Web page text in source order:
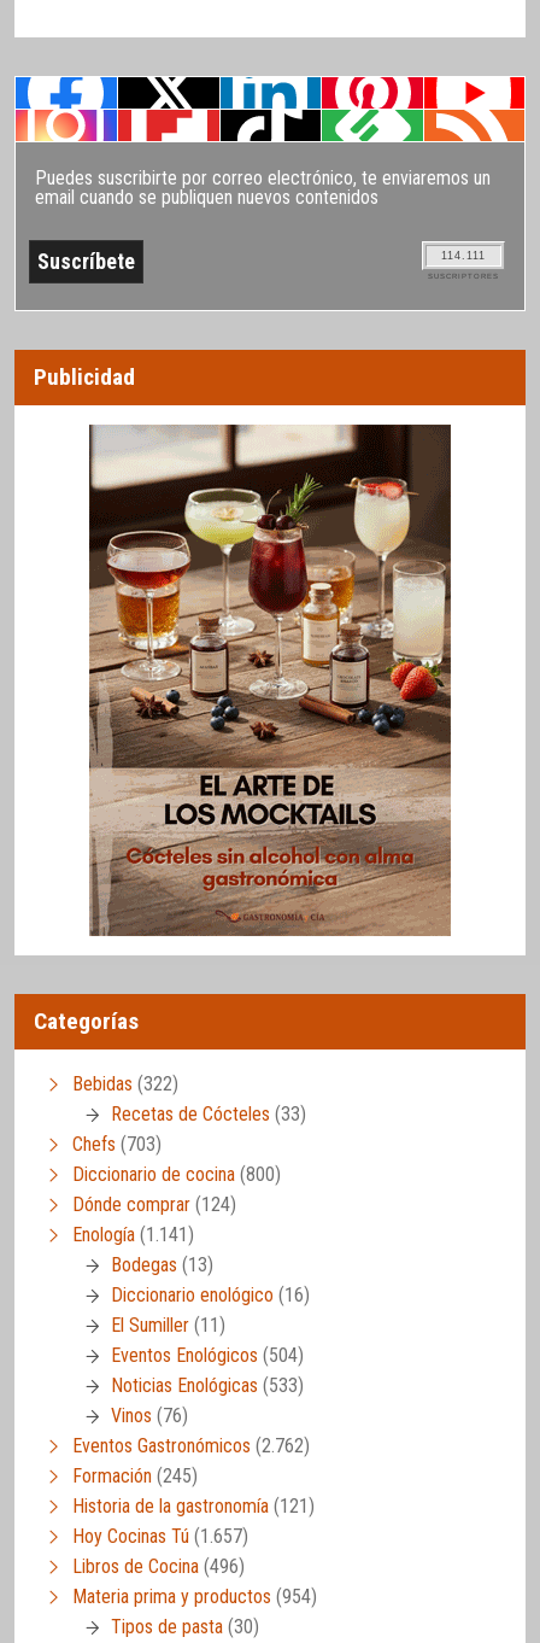
Puedes suscribirte por correo electrónico, te enviaremos un
email cuando se publiquen nuevos contenidos
114.111
SUSCRIPTORES
Publicidad
Categorías
Bebidas (322)
Recetas de Cócteles (33)
Chefs (703)
Diccionario de cocina (800)
Dónde comprar (124)
Enología (1.141)
Bodegas (13)
Diccionario enológico (16)
El Sumiller (11)
Eventos Enológicos (504)
Noticias Enológicas (533)
Vinos (76)
Eventos Gastronómicos (2.762)
Formación (245)
Historia de la gastronomía (121)
Hoy Cocinas Tú (1.657)
Libros de Cocina (496)
Materia prima y productos (954)
Tipos de pasta (30)